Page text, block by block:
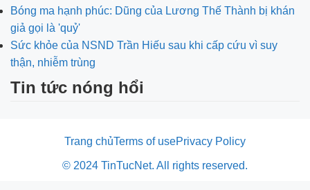
Bóng ma hạnh phúc: Dũng của Lương Thế Thành bị khán
giả gọi là 'quỷ'
Sức khỏe của NSND Trần Hiếu sau khi cấp cứu vì suy
thận, nhiễm trùng
Tin tức nóng hổi
Trang chủTerms of usePrivacy Policy
© 2024 TinTucNet. All rights reserved.